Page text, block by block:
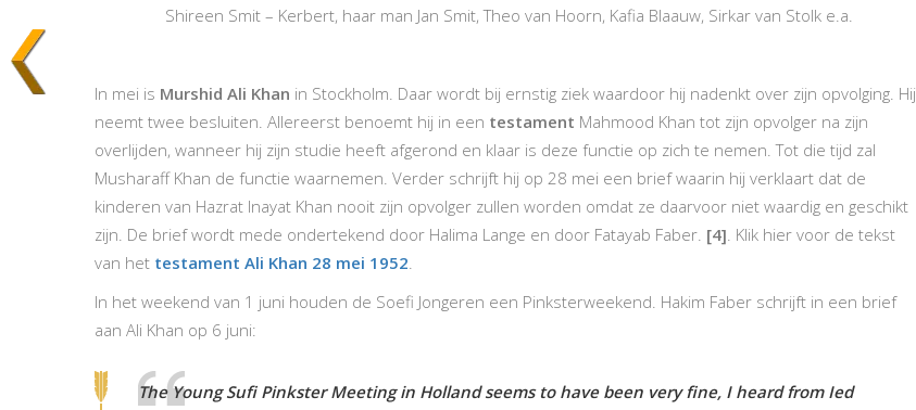
Shireen Smit – Kerbert, haar man Jan Smit, Theo van Hoorn, Kafia Blaauw, Sirkar van Stolk e.a.
In mei is Murshid Ali Khan in Stockholm. Daar wordt bij ernstig ziek waardoor hij nadenkt over zijn opvolging. Hij
neemt twee besluiten. Allereerst benoemt hij in een testament Mahmood Khan tot zijn opvolger na zijn
overlijden, wanneer hij zijn studie heeft afgerond en klaar is deze functie op zich te nemen. Tot die tijd zal
Musharaff Khan de functie waarnemen. Verder schrijft hij op 28 mei een brief waarin hij verklaart dat de
kinderen van Hazrat Inayat Khan nooit zijn opvolger zullen worden omdat ze daarvoor niet waardig en geschikt
zijn. De brief wordt mede ondertekend door Halima Lange en door Fatayab Faber. [4]. Klik hier voor de tekst
van het testament Ali Khan 28 mei 1952.
In het weekend van 1 juni houden de Soefi Jongeren een Pinksterweekend. Hakim Faber schrijft in een brief
aan Ali Khan op 6 juni:
The Young Sufi Pinkster Meeting in Holland seems to have been very fine, I heard from Ied